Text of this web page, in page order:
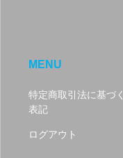
MENU
特定商取引法に基づく
表記
ログアウト